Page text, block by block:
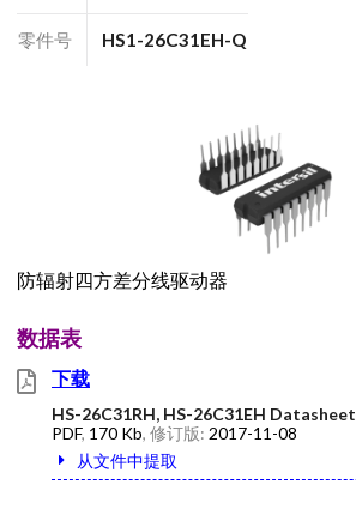
零件号 HS1-26C31EH-Q
防辐射四方差分线驱动器
数据表
下载
HS-26C31RH, HS-26C31EH Datasheet
PDF, 170 Kb, 修订版: 2017-11-08
从文件中提取